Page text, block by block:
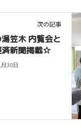
次の記事
笠木 内覧会と
済新聞掲載☆
30日